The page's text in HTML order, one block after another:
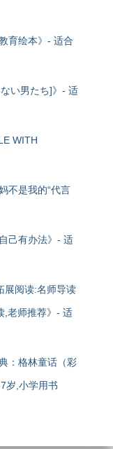
育绘本》- 适合
い男たち]》- 适
WITH
不是我的“代言
己有办法》- 适
展阅读:名师导读
,老师推荐》- 适
：格林童话（彩
岁,小学用书